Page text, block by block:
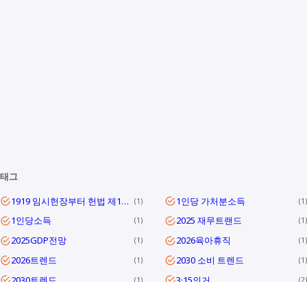
태그
1919 임시헌장부터 헌법 제1조까지
1 1인당 가처분소득 1
1인당소득 1 2025 재무트랜드 1
2025GDP전망 1 2026육아휴직 1
2026트렌드 1 2030 소비 트렌드 1
1 2